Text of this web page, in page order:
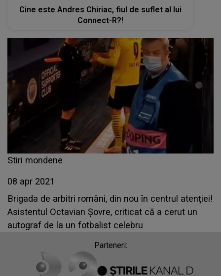
Cine este Andres Chiriac, fiul de suflet al lui
Connect-R?!
Stiri mondene
08 apr 2021
Brigada de arbitri români, din nou în centrul atenției!
Asistentul Octavian Șovre, criticat că a cerut un
autograf de la un fotbalist celebru
Parteneri: